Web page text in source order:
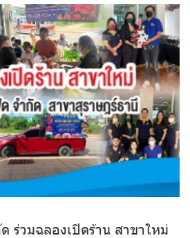
วมฉลองเปิดร้าน สาขาใหม่